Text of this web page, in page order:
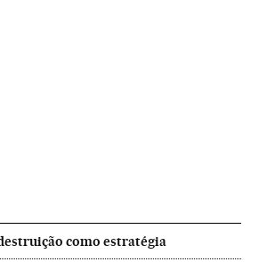
como estratégia